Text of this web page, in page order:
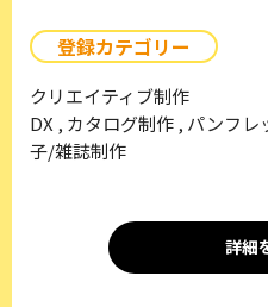
登録カテゴリー
クリエイティブ制作
DX , カタログ制作 , パンフ
子/雑誌制作
詳細